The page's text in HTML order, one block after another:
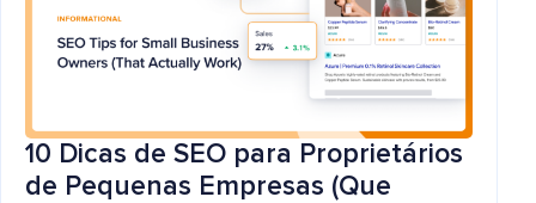
10 Dicas de SEO para Proprietários
de Pequenas Empresas (Que